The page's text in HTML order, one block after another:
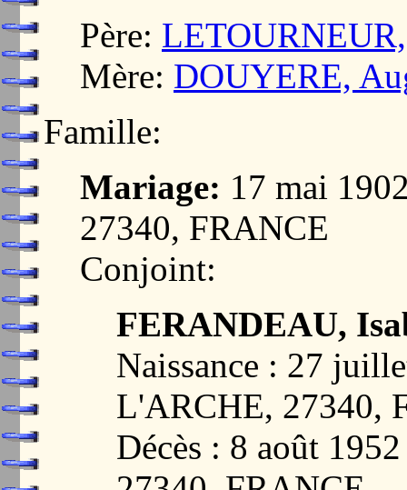
Père:
Mère: DOUYERE,
Famille:
Mariage: 17 mai
27340, FRANCE
Conjoint:
FERANDEAU,
Naissance : 27
L'ARCHE, 27340,
Décès : 8 août